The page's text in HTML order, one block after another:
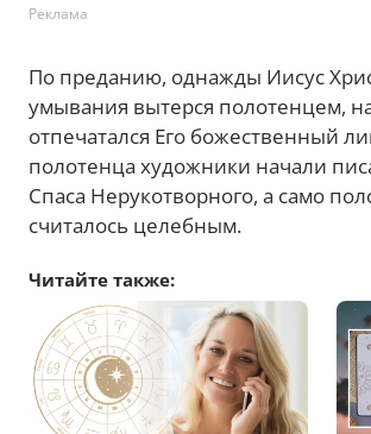
Реклама
По преданию, однажды Иисус
умывания вытерся полотенцем,
отпечатался Его божественный
полотенца художники начали
Спаса Нерукотворного, а само
считалось целебным.
Читайте также: